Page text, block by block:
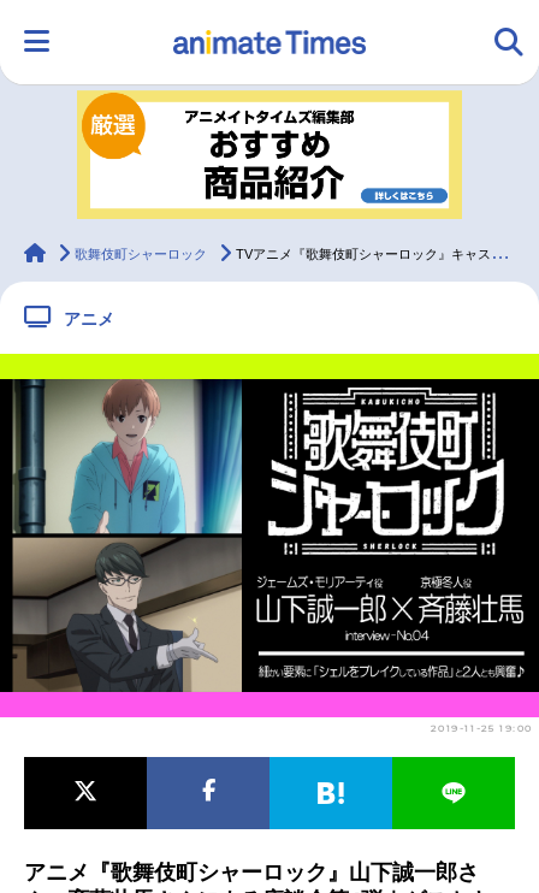
ランキング アニメ
ラジオ みんなの声
トレンド 無料マンガ
最新記事一覧
アニメ記事一覧 声優記事一覧
アニメ映画一覧 実写化映画一覧
今期アニメ曜日別一覧
春アニメ
男性声優/女性声優一覧
animateTimes
歌舞伎町シャーロック TVアニメ『歌舞伎町シャーロック』キャスト座談会第4弾
アニメ
2019-11-25 19:00
アニメ『歌舞伎町シャーロック』山下誠一郎さ